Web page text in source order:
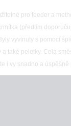
pro feeder a
(předtím
vyvinuty s pomocí
také peletky. Celá
i vy snadno a